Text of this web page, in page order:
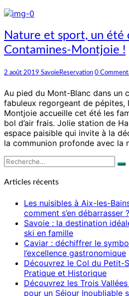
Nature
et
sport,
été
pétille
aux
Contamines-
Montjoie
!
Nature et sport, un été
Contamines-Montjoie !
2 août 2019 SavoieReservation 0
Au pied du Mont-Blanc dans un
fabuleux regorgeant de pépites,
Montjoie accueille cet été les
bol d’air frais. Jolie station de
espace paisible qui invite à la
la communion profonde avec la
Rechercher :
Articles récents
Les nuisibles à Aix-les-
comment s’en débarrasser ?
Savoie : la destination
ski en famille
Caviar : déchiffrer le
l’excellence gastronomique
Découvrez le Col du Petit-
Pratique et Historique
Découvrez les Trois
pour un Séjour Inoubliable